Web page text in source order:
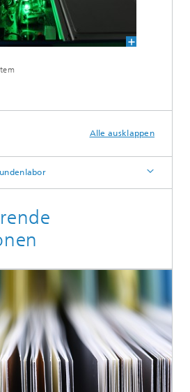
Alle ausklappen